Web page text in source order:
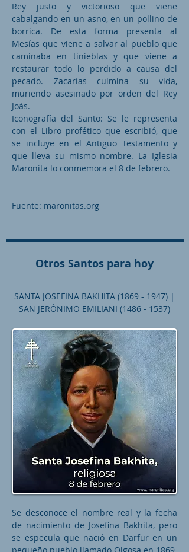
Rey justo y victorioso que viene
cabalgando en un asno, en un pollino de
borrica. De esta forma presenta al
Mesías que viene a salvar al pueblo que
caminaba en tinieblas y que viene a
restaurar todo lo perdido a causa del
pecado. Zacarías culmina su vida,
muriendo asesinado por orden del Rey
Joás.
Iconografía del Santo: Se le representa
con el Libro profético que escribió, que
se incluye en el Antiguo Testamento y
que lleva su mismo nombre. La Iglesia
Maronita lo conmemora el 8 de febrero.
Fuente: maronitas.org
Otros Santos para hoy
SANTA JOSEFINA BAKHITA (1869 - 1947) |
SAN JERÓNIMO EMILIANI (1486 - 1537)
Se desconoce el nombre real y la fecha
de nacimiento de Josefina Bakhita, pero
se especula que nació en Darfur en un